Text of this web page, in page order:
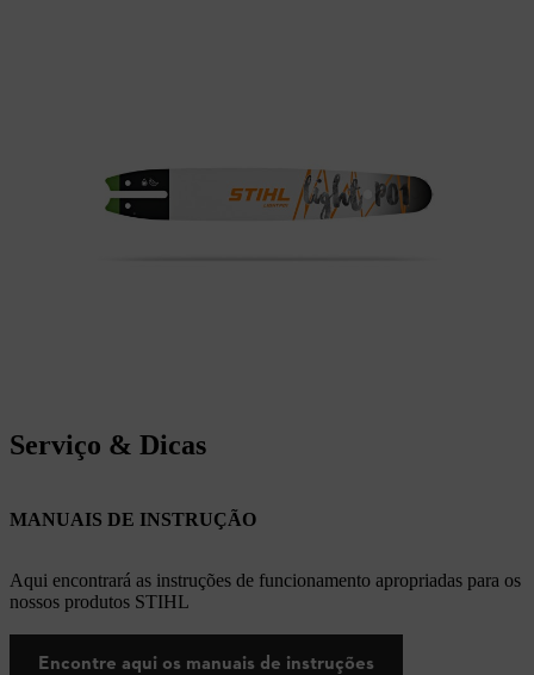
Serviço & Dicas
MANUAIS DE INSTRUÇÃO
Aqui encontrará as instruções de funcionamento apropriadas para os
nossos produtos STIHL
Encontre aqui os manuais de instruções